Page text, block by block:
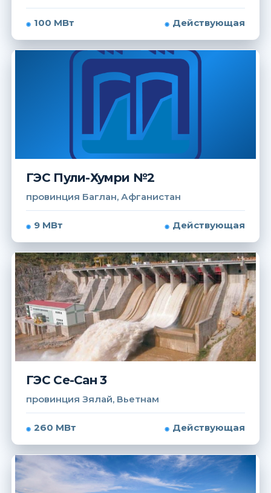
100 МВт Действующая
ГЭС Пули-Хумри №2
провинция Баглан, Афганистан
9 МВт Действующая
ГЭС Се-Сан 3
провинция Зялай, Вьетнам
260 МВт Действующая